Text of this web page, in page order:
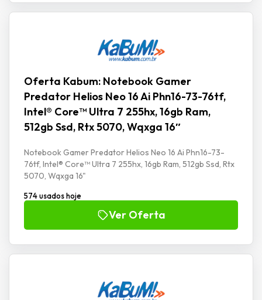
Oferta Kabum: Notebook Gamer
Predator Helios Neo 16 Ai Phn16-73-76tf,
Intel® Core™ Ultra 7 255hx, 16gb Ram,
512gb Ssd, Rtx 5070, Wqxga 16″
Notebook Gamer Predator Helios Neo 16 Ai Phn16-73-
76tf, Intel® Core™ Ultra 7 255hx, 16gb Ram, 512gb Ssd, Rtx
5070, Wqxga 16"
574 usados hoje
Ver Oferta